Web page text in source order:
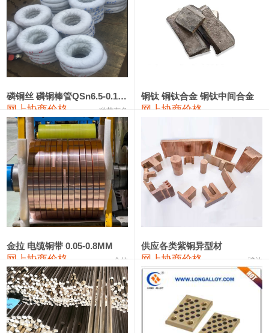
2202#硅 14,100—14,300 14,200
441#硅 9,600—9,800 9,700
553#硅 9,300—9,500
金属硅553#-331# 10,100 0
漆包线 111,360—115,360 113,360
磷铜合金 110,200—117,000 113,600 -600
无氧铜丝(硬) 109,100—109,400 109,250
R410A专用紫铜管 113,090—113,090
铸造铝合金锭(A356.2) 24,300—24,700 24,500 0
铝合金ADC12 24,200—24,400
铸造铝合金锭(ZLD104) 24,300—24,500 24,400
磷铜丝 磷铜棒管QSn6.5-0.1 7-0.2 8-0.3
网上协商价格 联荣有色
铜钛 铜钛合金 铜钛中间合金
网上协商价格
金拉 电缆铜带 0.05-0.8MM
网上协商价格 金拉
供应各类紫铜异型材
网上协商价格 骏达